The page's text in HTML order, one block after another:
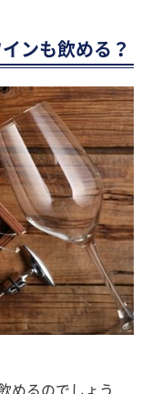
ンも飲める？
めるのでしょう